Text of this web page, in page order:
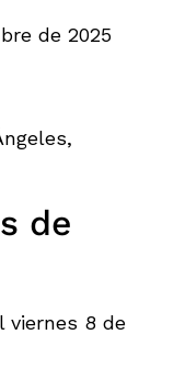
de 2025
de
viernes 8 de